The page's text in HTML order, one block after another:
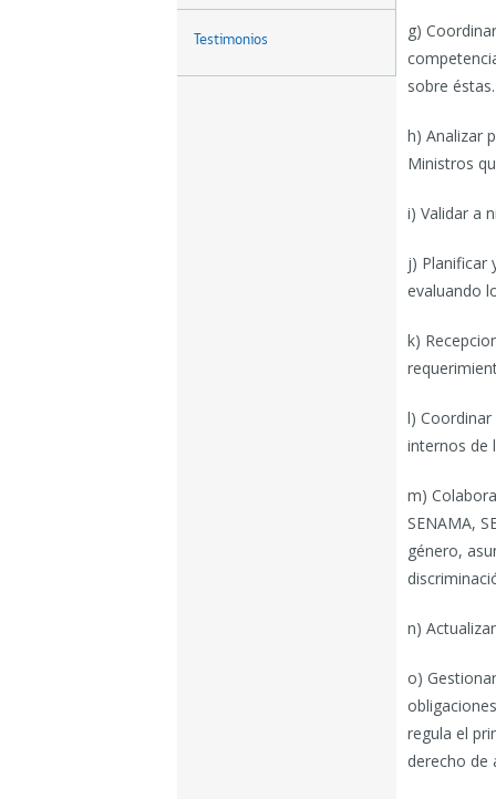
Testimonios
g)
sobre éstas.
h) Analizar
Ministros
i) Validar a
j) Planificar
evaluando
k)
l)
internos de
m)
SENAMA,
género,
n)
o)
regula el
derecho de